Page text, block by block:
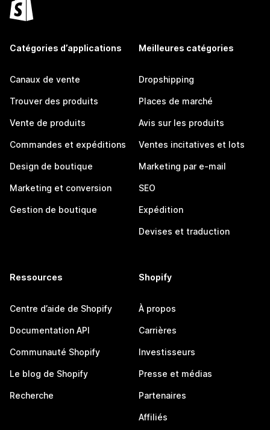
Catégories d’applications
Canaux de vente
Trouver des produits
Vente de produits
Commandes et expéditions
Design de boutique
Marketing et conversion
Gestion de boutique
Meilleures catégories
Dropshipping
Places de marché
Avis sur les produits
Ventes incitatives et lots
Marketing par e-mail
SEO
Expédition
Devises et traduction
Ressources
Centre d’aide de Shopify
Documentation API
Communauté Shopify
Le blog de Shopify
Recherche
Shopify
À propos
Carrières
Investisseurs
Presse et médias
Partenaires
Affiliés